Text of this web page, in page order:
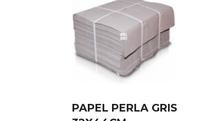
PAPEL PERLA GRIS